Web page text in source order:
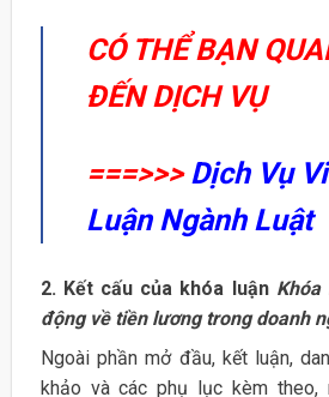
CÓ THỂ BẠN
ĐẾN DỊCH VỤ
===>>>Dịch Vụ
Luận Ngành Luật
2. Kết cấu của khóa luận Khóa
động về tiền lương trong doanh
Ngoài phần mở đầu, kết luận,
khảo và các phụ lục kèm theo,